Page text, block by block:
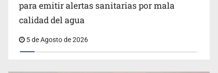
Citarían a Medrano si persiste falta de diálogo con
vecinos de Mirador San Isidro
para emitir alertas sanitarias por mala
calidad del agua
5 de Agosto de 2026